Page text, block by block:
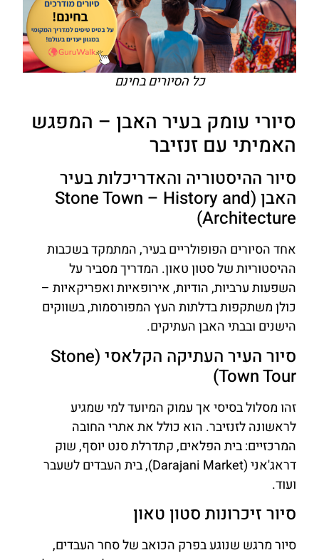
כל הסיורים בחינם
סיורי עומק בעיר האבן – המפגש
האמיתי עם זנזיבר
סיור ההיסטוריה והאדריכלות בעיר
האבן (Stone Town – History and
Architecture)
אחד הסיורים הפופולריים בעיר, המתמקד בשכבות
ההיסטוריות של סטון טאון. המדריך מסביר על
השפעות ערביות, הודיות, אירופאיות ואפריקאיות –
כולן משתקפות בדלתות העץ המפורסמות, בשווקים
הישנים ובבתי האבן העתיקים.
סיור העיר העתיקה הקלאסי (Stone
Town Tour)
זהו מסלול בסיסי אך עמוק המיועד למי שמגיע
לראשונה לזנזיבר. הוא כולל את אתרי החובה
המרכזיים: בית הפלאים, קתדרלת סנט יוסף, שוק
דראג'אני (Darajani Market), בית העבדים לשעבר
ועוד.
סיור זיכרונות סטון טאון
סיור מרגש שנוגע בפרק הכואב של סחר העבדים,